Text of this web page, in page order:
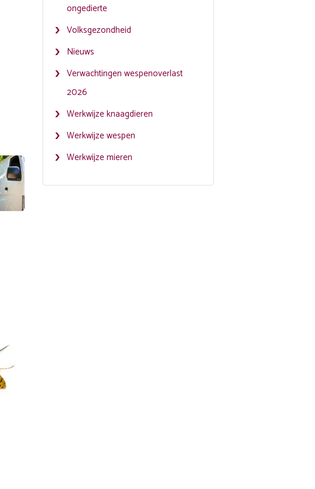
ongedierte
Volksgezondheid
Nieuws
Verwachtingen wespenoverlast
2026
Werkwijze knaagdieren
Werkwijze wespen
Werkwijze mieren